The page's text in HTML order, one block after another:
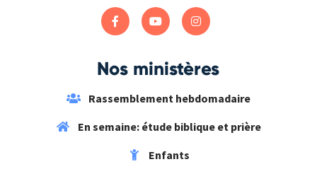
Nos ministères
Rassemblement hebdomadaire
En semaine: étude biblique et prière
Enfants